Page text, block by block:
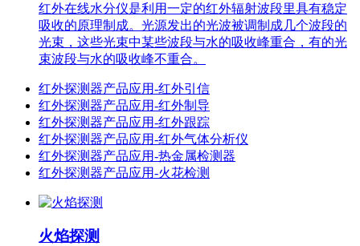
红外在线水分仪是利用一定的红外辐射波段里具有稳定
吸收的原理制成。光源发出的光波被调制成几个波段的
光束，这些光束中某些波段与水的吸收峰重合，有的光
束波段与水的吸收峰不重合。
红外探测器产品应用-红外引信
红外探测器产品应用-红外制导
红外探测器产品应用-红外跟踪
红外探测器产品应用-红外气体分析仪
红外探测器产品应用-热金属检测器
红外探测器产品应用-火花检测
火焰探测